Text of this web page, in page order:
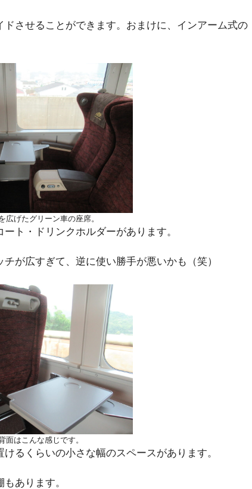
させることができます。おまけに、インアーム式の
広げたグリーン車の座席。
ト・ドリンクホルダーがあります。
が広すぎて、逆に使い勝手が悪いかも（笑）
面はこんな感じです。
るくらいの小さな幅のスペースがあります。
あります。